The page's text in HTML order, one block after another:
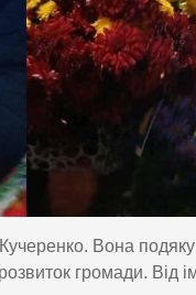
Вона
громади. Від